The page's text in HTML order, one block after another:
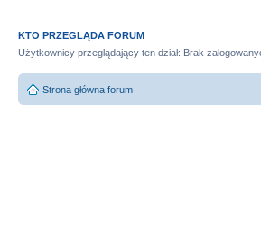
KTO PRZEGLĄDA FORUM
Użytkownicy przeglądający ten dział: Brak
Strona główna forum